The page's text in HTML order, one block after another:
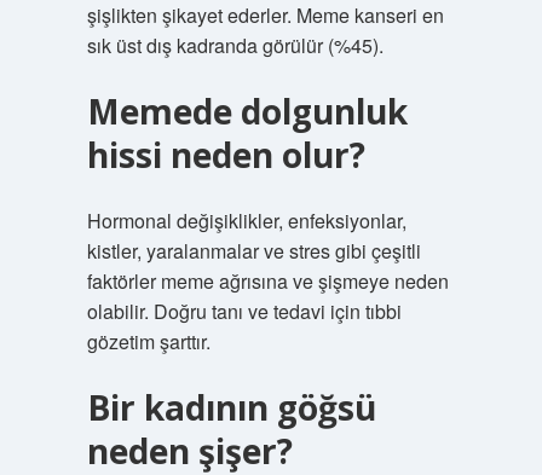
şişlikten şikayet ederler. Meme kanseri en
sık üst dış kadranda görülür (%45).
Memede dolgunluk
hissi neden olur?
Hormonal değişiklikler, enfeksiyonlar,
kistler, yaralanmalar ve stres gibi çeşitli
faktörler meme ağrısına ve şişmeye neden
olabilir. Doğru tanı ve tedavi için tıbbi
gözetim şarttır.
Bir kadının göğsü
neden şişer?